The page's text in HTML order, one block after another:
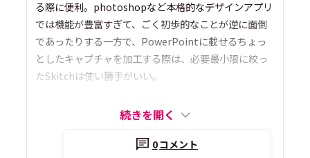
る際に便利。photoshopなど本格的なデザインアプリ
では機能が豊富すぎて、ごく初歩的なことが逆に面倒
であったりする一方で、PowerPointに載せるちょっ
としたキャプチャを加工する際は、必要最小限に絞っ
たSkitchは使い勝手がいい。
続きを開く
0コメント